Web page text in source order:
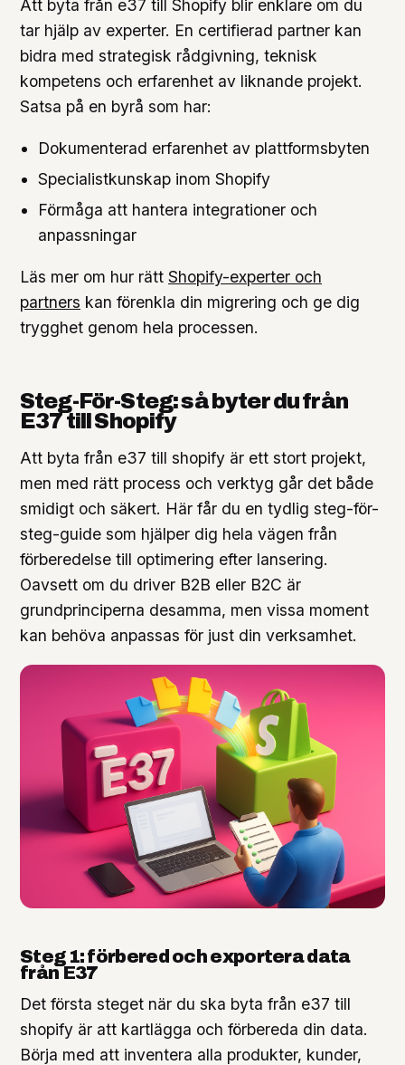
Att byta från e37 till Shopify blir enklare om du
tar hjälp av experter. En certifierad partner kan
bidra med strategisk rådgivning, teknisk
kompetens och erfarenhet av liknande projekt.
Satsa på en byrå som har:
Dokumenterad erfarenhet av plattformsbyten
Specialistkunskap inom Shopify
Förmåga att hantera integrationer och
anpassningar
Läs mer om hur rätt Shopify-experter och
partners kan förenkla din migrering och ge dig
trygghet genom hela processen.
Steg-För-Steg: så byter du från
E37 till Shopify
Att byta från e37 till shopify är ett stort projekt,
men med rätt process och verktyg går det både
smidigt och säkert. Här får du en tydlig steg-för-
steg-guide som hjälper dig hela vägen från
förberedelse till optimering efter lansering.
Oavsett om du driver B2B eller B2C är
grundprinciperna desamma, men vissa moment
kan behöva anpassas för just din verksamhet.
Steg 1: förbered och exportera data
från E37
Det första steget när du ska byta från e37 till
shopify är att kartlägga och förbereda din data.
Börja med att inventera alla produkter, kunder,